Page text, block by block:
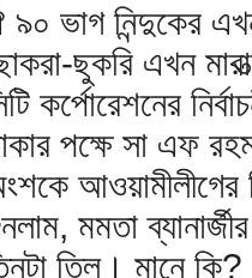
ভাগ নিন্দুকের
ছুকরি এখন
কর্পোরেশনের
পক্ষে সা এফ
আওয়ামীলীগের
মমতা
তিল। মানে কি?